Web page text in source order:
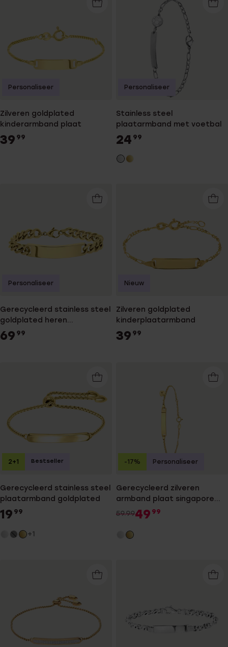
Zilveren goldplated
kinderarmband plaat
39 99
Personaliseer
Stainless steel
plaatarmband met voetbal
24 99
Personaliseer
Gerecycleerd stainless steel
goldplated heren
plaatarmband
69 99
Personaliseer
Zilveren goldplated
kinderplaatarmband
39 99
Nieuw
Gerecycleerd stainless steel
plaatarmband goldplated
19 99
+1
2+1 Bestseller
Gerecycleerd zilveren
armband plaat singapore
hart
59.9949 99
-17% Personaliseer